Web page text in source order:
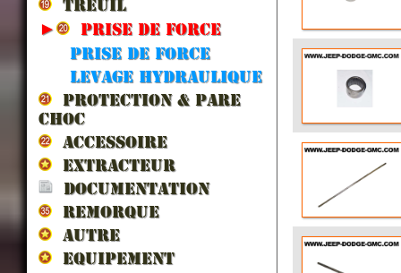
TREUIL
►
PRISE DE FORCE
Prise de force
Levage hydraulique
PROTECTION & PARE
CHOC
ACCESSOIRE
EXTRACTEUR
DOCUMENTATION
REMORQUE
AUTRE
EQUIPEMENT